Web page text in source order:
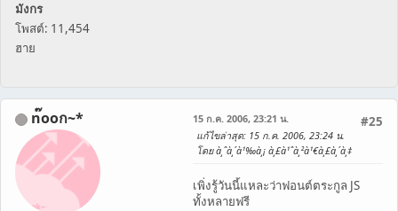
มังกร
โพสต์: 11,454
ฮาย
n๊ooก~* #25
15 ก.ค. 2006, 23:21 น.
แก้ไขล่าสุด: 15 ก.ค. 2006, 23:24 น.
โดย à¸ˆà¸´à¹‰à¸¡ à¸£à¹ˆà¸²à¹€à¸£à¸´à¸‡
เพิ่งรู้วันนี้แหละว่าฟอนต์ตระกูล JS
ทั้งหลายฟรี